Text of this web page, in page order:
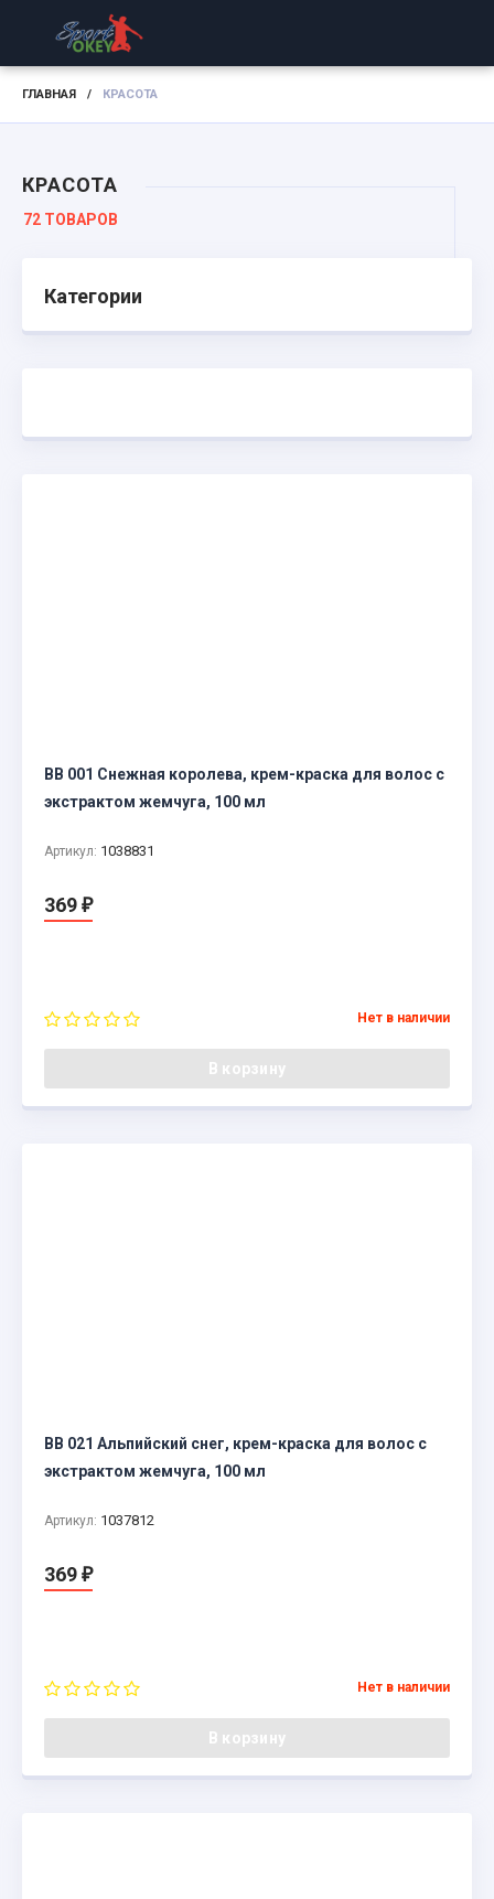
ГЛАВНАЯ / КРАСОТА
КРАСОТА
72 ТОВАРОВ
Категории
BB 001 Снежная королева, крем-краска для волос с
экстрактом жемчуга, 100 мл
Артикул: 1038831
369 ₽
Нет в наличии
В корзину
BB 021 Альпийский снег, крем-краска для волос с
экстрактом жемчуга, 100 мл
Артикул: 1037812
369 ₽
Нет в наличии
В корзину